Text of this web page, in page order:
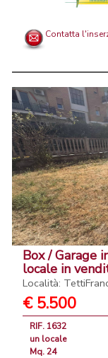
Contatta
Box / Garage
locale in
Località:
€ 5.500
RIF. 1632
un locale
Mq. 24